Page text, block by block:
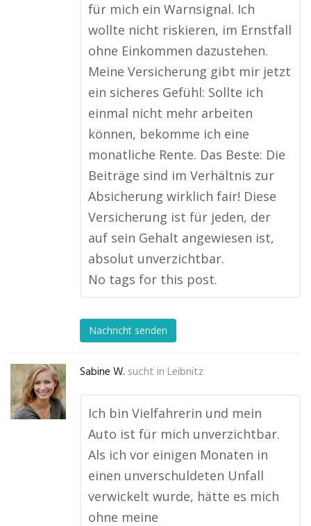
für mich ein Warnsignal. Ich
wollte nicht riskieren, im Ernstfall
ohne Einkommen dazustehen.
Meine Versicherung gibt mir jetzt
ein sicheres Gefühl: Sollte ich
einmal nicht mehr arbeiten
können, bekomme ich eine
monatliche Rente. Das Beste: Die
Beiträge sind im Verhältnis zur
Absicherung wirklich fair! Diese
Versicherung ist für jeden, der
auf sein Gehalt angewiesen ist,
absolut unverzichtbar.
No tags for this post.
Nachricht senden
Sabine W. sucht in Leibnitz
Ich bin Vielfahrerin und mein
Auto ist für mich unverzichtbar.
Als ich vor einigen Monaten in
einen unverschuldeten Unfall
verwickelt wurde, hätte es mich
ohne meine